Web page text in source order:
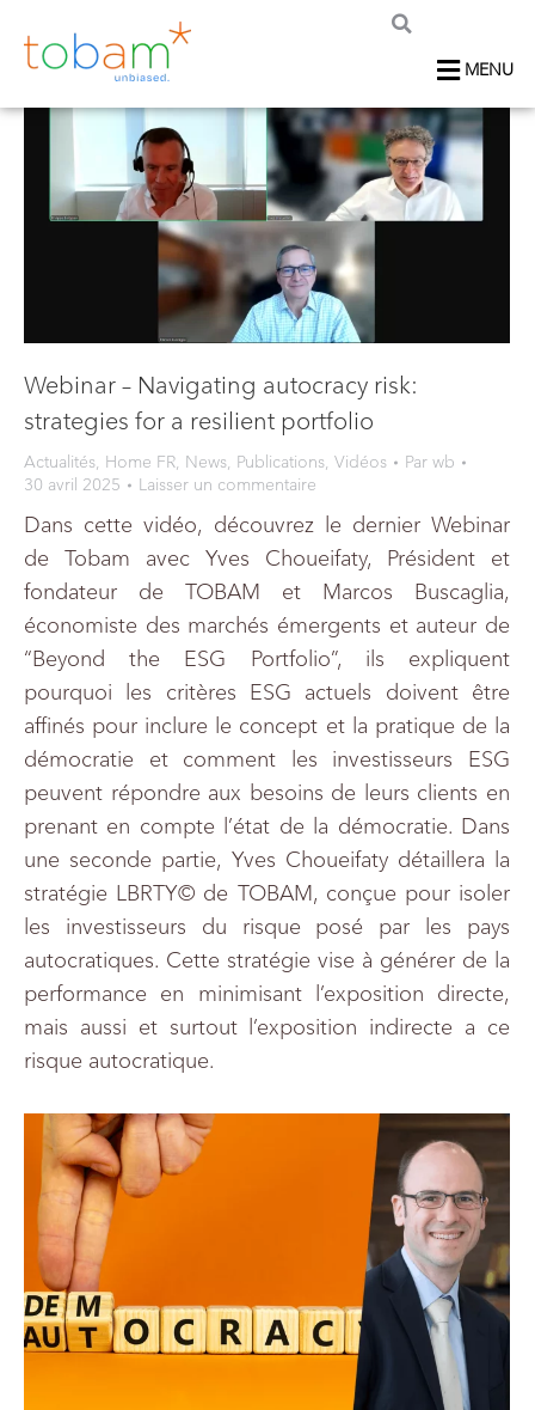
MENU
Webinar – Navigating autocracy risk:
strategies for a resilient portfolio
Actualités, Home FR, News, Publications, Vidéos Par wb
30 avril 2025
Laisser un commentaire
Dans cette vidéo, découvrez le dernier Webinar
de Tobam avec Yves Choueifaty, Président et
fondateur de TOBAM et Marcos Buscaglia,
économiste des marchés émergents et auteur de
“Beyond the ESG Portfolio”, ils expliquent
pourquoi les critères ESG actuels doivent être
affinés pour inclure le concept et la pratique de la
démocratie et comment les investisseurs ESG
peuvent répondre aux besoins de leurs clients en
prenant en compte l’état de la démocratie. Dans
une seconde partie, Yves Choueifaty détaillera la
stratégie LBRTY© de TOBAM, conçue pour isoler
les investisseurs du risque posé par les pays
autocratiques. Cette stratégie vise à générer de la
performance en minimisant l’exposition directe,
mais aussi et surtout l’exposition indirecte a ce
risque autocratique.